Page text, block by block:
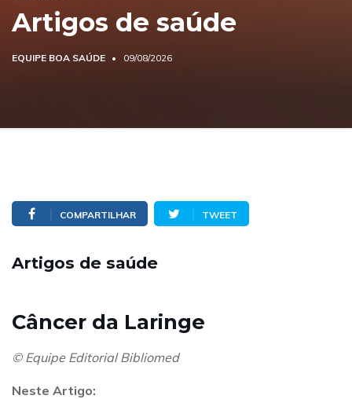
Artigos de saúde
EQUIPE BOA SAÚDE 09/08/2026
COMPARTILHAR TWEET
Artigos de saúde
Câncer da Laringe
© Equipe Editorial Bibliomed
Neste Artigo: